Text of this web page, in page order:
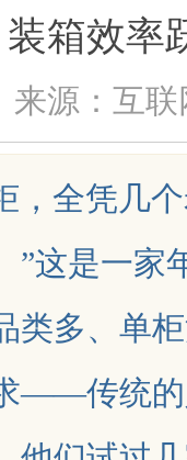
装箱效率
来源：互联
，全凭几
”这是一家
类多、单
——传统